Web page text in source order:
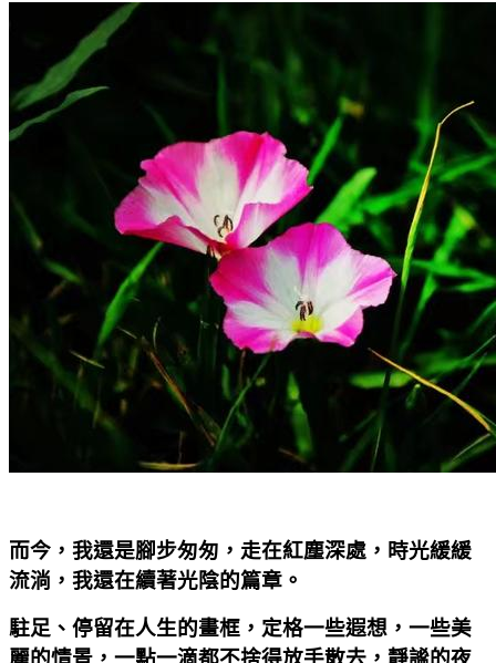
而今，我還是腳步匆匆，走在紅塵深處，時光緩緩
流淌，我還在續著光陰的篇章。
駐足、停留在人生的畫框，定格一些遐想，一些美
麗的情景，一點一滴都不捨得放手散去，靜謐的夜